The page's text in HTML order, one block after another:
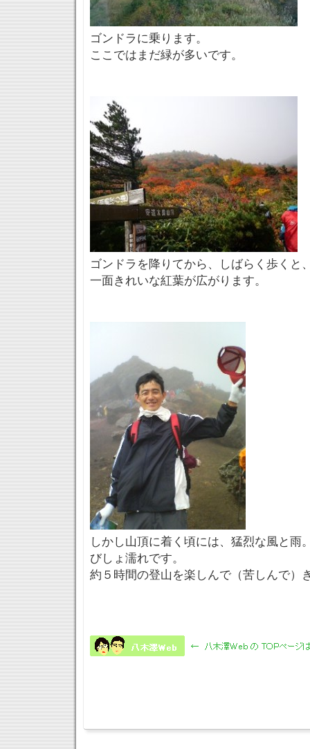
ゴンドラに乗ります。
ここではまだ緑が多いです。
ゴンドラを降りてから、しばらく歩くと
一面きれいな紅葉が広がります。
しかし山頂に着く頃には、猛烈な風と雨
びしょ濡れです。
約５時間の登山を楽しんで（苦しんで）